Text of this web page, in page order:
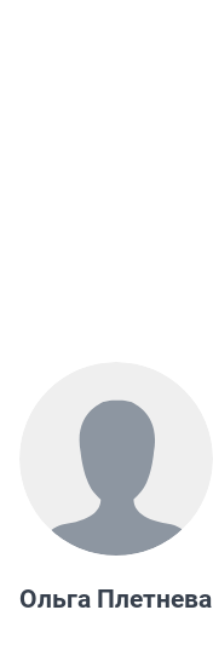
Ольга Плетнева